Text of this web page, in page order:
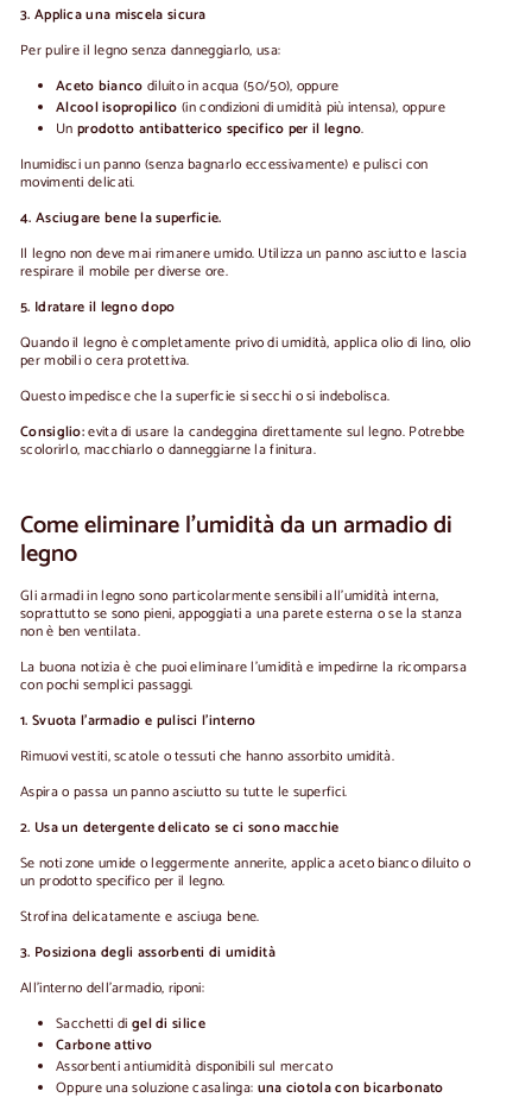
3. Applica una miscela sicura
Per pulire il legno senza danneggiarlo, usa:
Aceto bianco diluito in acqua (50/50), oppure
Alcool isopropilico (in condizioni di umidità più intensa), oppure
Un prodotto antibatterico specifico per il legno.
Inumidisci un panno (senza bagnarlo eccessivamente) e pulisci con
movimenti delicati.
4. Asciugare bene la superficie.
Il legno non deve mai rimanere umido. Utilizza un panno asciutto e lascia
respirare il mobile per diverse ore.
5. Idratare il legno dopo
Quando il legno è completamente privo di umidità, applica olio di lino, olio
per mobili o cera protettiva.
Questo impedisce che la superficie si secchi o si indebolisca.
Consiglio:evita di usare la candeggina direttamente sul legno. Potrebbe
scolorirlo, macchiarlo o danneggiarne la finitura.
Come eliminare l'umidità da un armadio di
legno
Gli armadi in legno sono particolarmente sensibili all'umidità interna,
soprattutto se sono pieni, appoggiati a una parete esterna o se la stanza
non è ben ventilata.
La buona notizia è che puoi eliminare l'umidità e impedirne la ricomparsa
con pochi semplici passaggi.
1. Svuota l'armadio e pulisci l'interno
Rimuovi vestiti, scatole o tessuti che hanno assorbito umidità.
Aspira o passa un panno asciutto su tutte le superfici.
2. Usa un detergente delicato se ci sono macchie
Se noti zone umide o leggermente annerite, applica aceto bianco diluito o
un prodotto specifico per il legno.
Strofina delicatamente e asciuga bene.
3. Posiziona degli assorbenti di umidità
All'interno dell'armadio, riponi:
Sacchetti di gel di silice
Carbone attivo
Assorbenti antiumidità disponibili sul mercato
Oppure una soluzione casalinga: una ciotola con bicarbonato